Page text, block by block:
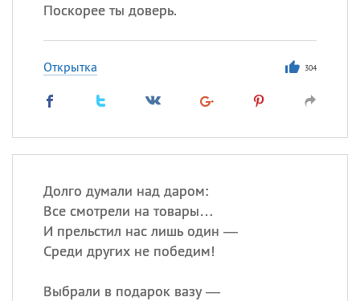
Поскорее ты доверь.
Открытка 304
Долго думали над даром:
Все смотрели на товары…
И прельстил нас лишь один —
Среди других не победим!
Выбрали в подарок вазу —